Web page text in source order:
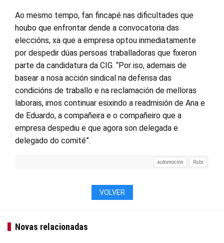
Ao mesmo tempo, fan fincapé nas dificultades que
houbo que enfrontar dende a convocatoria das
eleccións, xa que a empresa optou inmediatamente
por despedir dúas persoas traballadoras que fixeron
parte da candidatura da CIG. “Por iso, ademais de
basear a nosa acción sindical na defensa das
condicións de traballo e na reclamación de melloras
laborais, imos continuar esixindo a readmisión de Ana e
de Eduardo, a compañeira e o compañeiro que a
empresa despediu e que agora son delegada e
delegado do comité”.
automoción Rubí
VOLVER
Novas relacionadas